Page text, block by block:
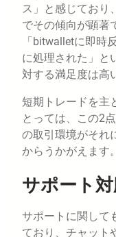
ス」と感じており
でその傾向が顕著
「bitwalletに即時
に処理された」と
対する満足度は高
短期トレードを主
とっては、この2
の取引環境がそれ
からうかがえます。
サポート
サポートに関して
ており、チャット